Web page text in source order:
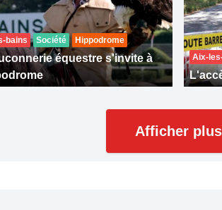
bains Société Hippodrome
équestre s'invite à
Aix-
Afficher plus